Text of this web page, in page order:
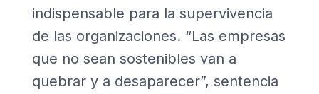
indispensable para la supervivencia
de las organizaciones. “Las empresas
que no sean sostenibles van a
quebrar y a desaparecer”, sentencia